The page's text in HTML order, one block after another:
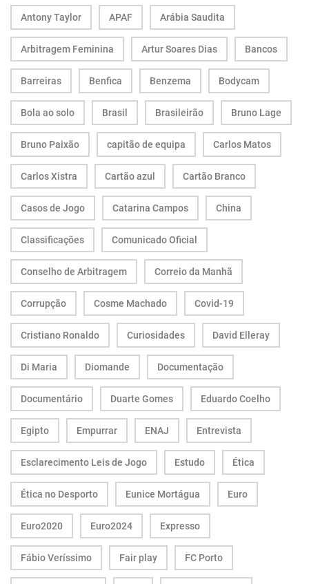
Antony Taylor APAF Arábia Saudita
Arbitragem Feminina Artur Soares Dias Bancos
Barreiras Benfica Benzema Bodycam
Bola ao solo Brasil Brasileirão Bruno Lage
Bruno Paixão capitão de equipa Carlos Matos
Carlos Xistra Cartão azul Cartão Branco
Casos de Jogo Catarina Campos China
Classificações Comunicado Oficial
Conselho de Arbitragem Correio da Manhã
Corrupção Cosme Machado Covid-19
Cristiano Ronaldo Curiosidades David Elleray
Di Maria Diomande Documentação
Documentário Duarte Gomes Eduardo Coelho
Egipto Empurrar ENAJ Entrevista
Esclarecimento Leis de Jogo Estudo Ética
Ética no Desporto Eunice Mortágua Euro
Euro2020 Euro2024 Expresso
Fábio Veríssimo Fair play FC Porto